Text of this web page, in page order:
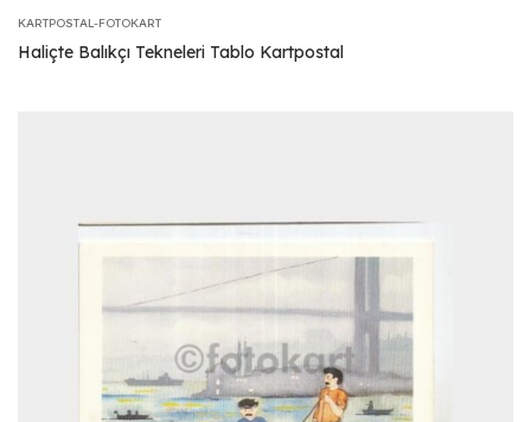
KARTPOSTAL-FOTOKART
Haliçte Balıkçı Tekneleri Tablo Kartpostal